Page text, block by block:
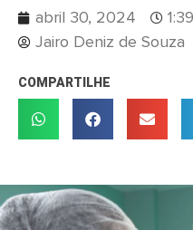
abril 30, 2024
Jairo Deniz de Souza
COMPARTILHE